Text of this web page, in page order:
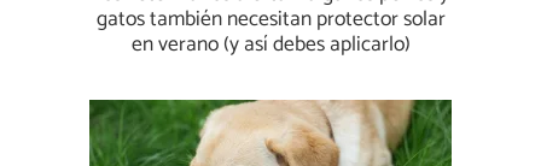
gatos también necesitan protector solar
en verano (y así debes aplicarlo)